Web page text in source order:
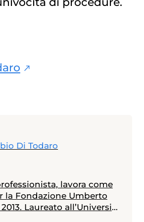
Di Todaro
lavora come
la Fondazione Umberto
Laureato all’Università